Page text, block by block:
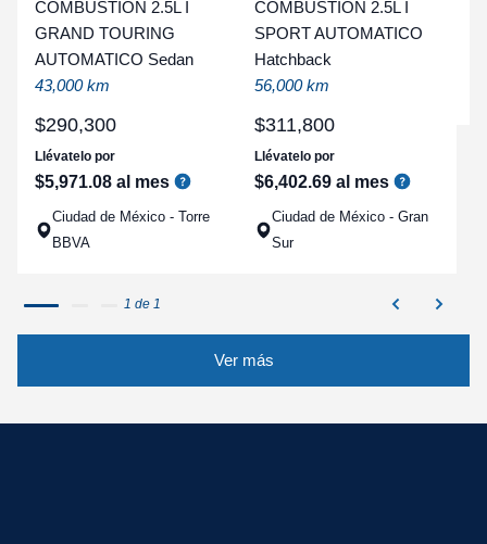
COMBUSTION 2.5L I
GRAND TOURING
AUTOMATICO Sedan
43,000 km
$290,300
Llévatelo por
$5,971.08 al mes
Ciudad de México - Torre
BBVA
COMBUSTION 2.5L I
SPORT AUTOMATICO
Hatchback
56,000 km
$311,800
Llévatelo por
$6,402.69 al mes
Ciudad de México - Gran
Sur
1 de 1
Ver más